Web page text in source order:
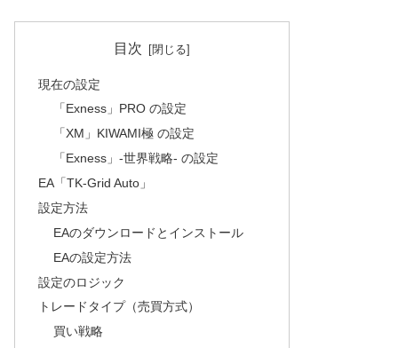
目次
現在の設定
「Exness」PRO の設定
「XM」KIWAMI極 の設定
「Exness」-世界戦略- の設定
EA「TK-Grid Auto」
設定方法
EAのダウンロードとインストール
EAの設定方法
設定のロジック
トレードタイプ（売買方式）
買い戦略